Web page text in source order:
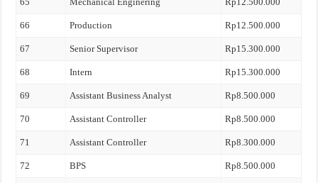
66 Production Rp12.500.000
67 Senior Supervisor Rp15.300.000
68 Intern Rp15.300.000
69 Assistant Business Analyst Rp8.500.000
70 Assistant Controller Rp8.500.000
71 Assistant Controller Rp8.300.000
72 BPS Rp8.500.000